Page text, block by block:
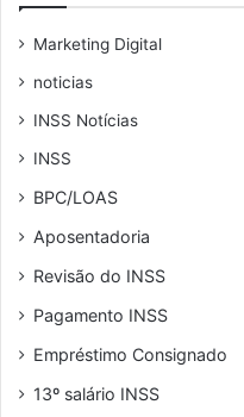
Marketing Digital
noticias
INSS Notícias
INSS
BPC/LOAS
Aposentadoria
Revisão do INSS
Pagamento INSS
Empréstimo Consignado
13º salário INSS